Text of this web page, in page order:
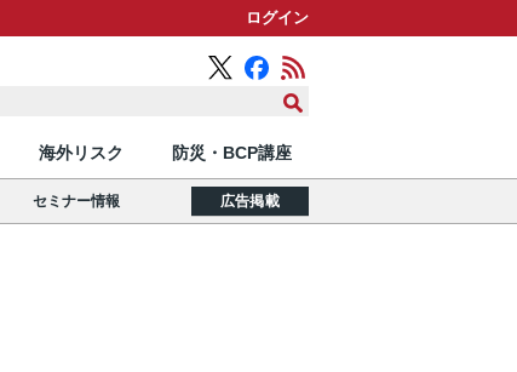
ログイン
海外リスク 防災・BCP講座
セミナー情報 広告掲載